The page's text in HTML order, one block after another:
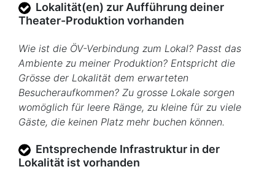
Lokalität(en) zur Aufführung deiner
Theater-Produktion vorhanden
Wie ist die ÖV-Verbindung zum Lokal? Passt das
Ambiente zu meiner Produktion? Entspricht die
Grösse der Lokalität dem erwarteten
Besucheraufkommen? Zu grosse Lokale sorgen
womöglich für leere Ränge, zu kleine für zu viele
Gäste, die keinen Platz mehr buchen können.
Entsprechende Infrastruktur in der
Lokalität ist vorhanden